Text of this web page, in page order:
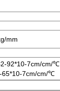
mm
92*10-7cm/cm/℃
65*10-7cm/cm/℃